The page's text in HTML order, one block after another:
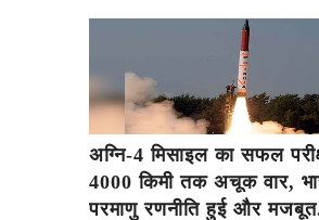
अग्नि-4 मिसाइल का सफल
4000 किमी तक अचूक वार,
परमाणु रणनीति हुई और